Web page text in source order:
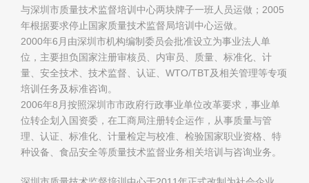
与深圳市质量技术监督培训中心两块牌子一班人员运做；2005
年根据要求停止国家质量技术监督局培训中心运做。
2000年6月由深圳市机构编制委员会批准设立为事业法人单
位，主要担负国家注册审核员、内审员、质量、标准化、计
量、安全技术、技术监督、认证、WTO/TBT及相关管理等专项
培训任务及标准咨询。
2006年8月按照深圳市市政府行政事业单位改革要求，事业单
位转企划入国资委，在工商局注册转企运作，从事质量与管
理、认证、标准化、计量检定与校准、检验国家职业资格、特
种设备、食品安全等质量技术监督业务相关培训与咨询业务。